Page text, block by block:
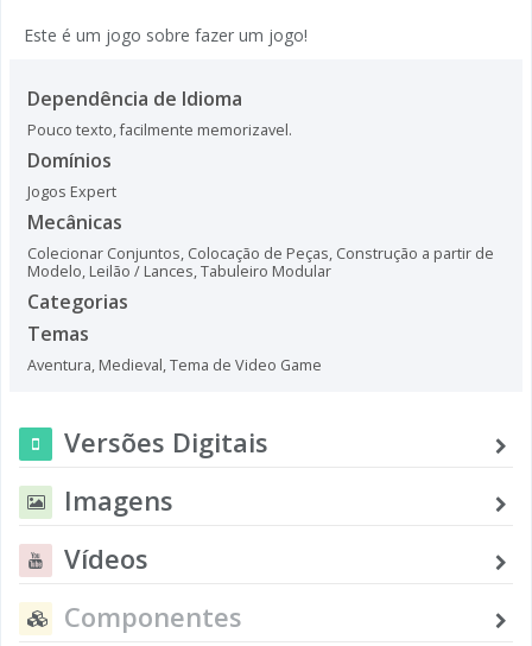
Este é um jogo sobre fazer um jogo!
Dependência de Idioma
Pouco texto, facilmente memorizavel.
Domínios
Jogos Expert
Mecânicas
Colecionar Conjuntos, Colocação de Peças, Construção a partir de
Modelo, Leilão / Lances,Tabuleiro Modular
Categorias
Temas
Aventura, Medieval,Tema de Video Game
Versões Digitais
Imagens
Vídeos
Componentes